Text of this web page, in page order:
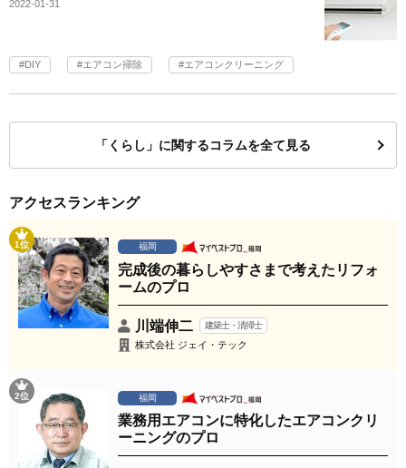
2022-01-31
DIY エアコン掃除 エアコンクリーニング
「くらし」に関するコラムを全て見る
アクセスランキング
1位 福岡
完成後の暮らしやすさまで考えたリフォ
ームのプロ
川端伸二 建築士・清掃士
株式会社 ジェイ・テック
2位 福岡
業務用エアコンに特化したエアコンクリ
ーニングのプロ